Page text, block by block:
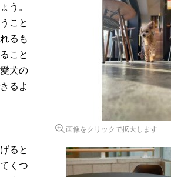
う。
こと
るも
こと
犬の
るよ
ると
くつ
画像をクリックで拡大します